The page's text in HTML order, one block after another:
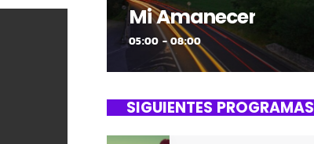
Mi Amanecer
05:00 - 08:00
SIGUIENTES PROGRAMAS